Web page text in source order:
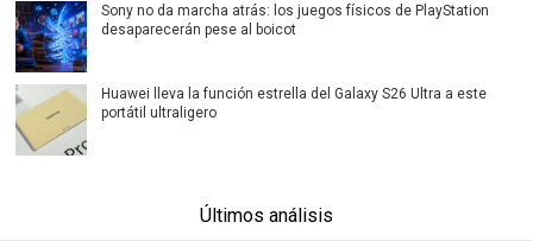
Sony no da marcha atrás: los juegos físicos de PlayStation
desaparecerán pese al boicot
Huawei lleva la función estrella del Galaxy S26 Ultra a este
portátil ultraligero
Últimos análisis